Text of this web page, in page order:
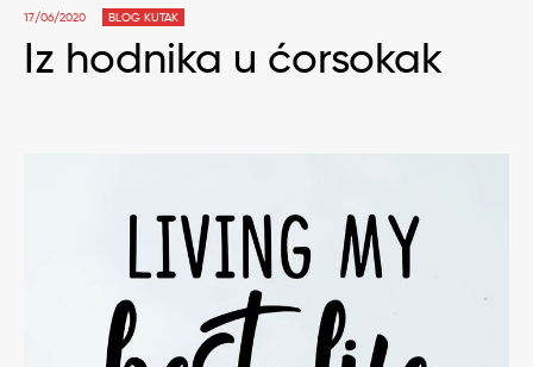
17/06/2020 BLOG KUTAK
Iz hodnika u ćorsokak